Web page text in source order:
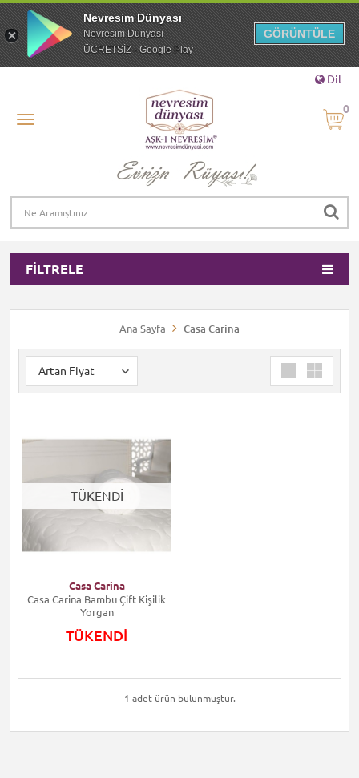
Dil
0
FILTRELE
Ana Sayfa Casa Carina
TÜKENDİ
Casa Carina
Casa Carina Bambu Çift Kişilik
Yorgan
TÜKENDİ
1 adet ürün bulunmuştur.
Nevresim Dünyası
Nevresim Dünyası
ÜCRETSİZ - Google Play
GÖRÜNTÜLE